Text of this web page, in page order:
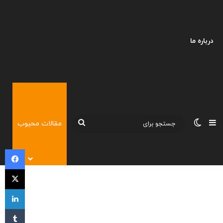
درباره ما
نوارکناریتغییر پوسته
جستجومقالات محبوب